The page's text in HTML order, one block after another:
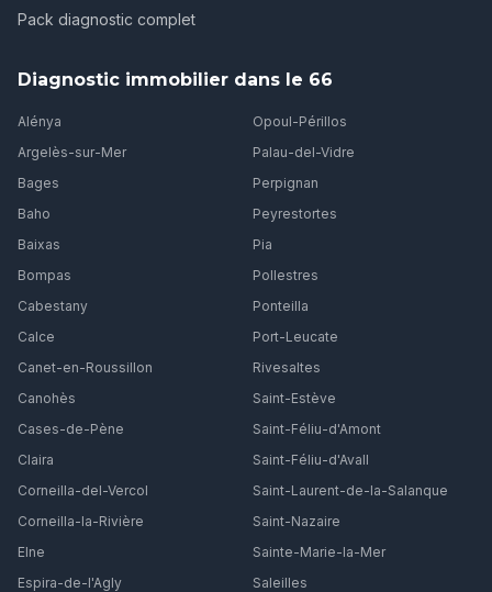
Pack diagnostic complet
Diagnostic immobilier dans le 66
Alénya
Argelès-sur-Mer
Bages
Baho
Baixas
Bompas
Cabestany
Calce
Canet-en-Roussillon
Canohès
Cases-de-Pène
Claira
Corneilla-del-Vercol
Corneilla-la-Rivière
Elne
Espira-de-l'Agly
Opoul-Périllos
Palau-del-Vidre
Perpignan
Peyrestortes
Pia
Pollestres
Ponteilla
Port-Leucate
Rivesaltes
Saint-Estève
Saint-Féliu-d'Amont
Saint-Féliu-d'Avall
Saint-Laurent-de-la-Salanque
Saint-Nazaire
Sainte-Marie-la-Mer
Saleilles